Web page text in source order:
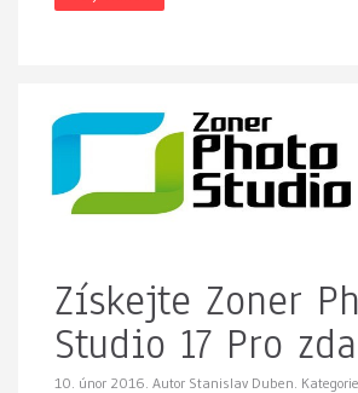
Získejte Zoner
Studio 17 Pro
10. únor 2016. Autor Stanislav Duben. Kategorie